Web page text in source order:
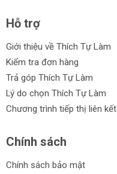
Hỗ trợ
Giới thiệu về Thích Tự Làm
Kiểm tra đơn hàng
Trả góp Thích Tự Làm
Lý do chọn Thích Tự Làm
Chương trình tiếp thị liên kết
Chính sách
Chính sách bảo mật